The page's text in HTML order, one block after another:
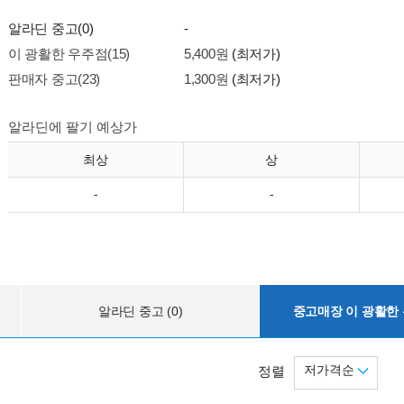
알라딘 중고(0)
-
이 광활한 우주점(15)
5,400원 (최저가)
판매자 중고(23)
1,300원 (최저가)
알라딘에 팔기 예상가
최상 상
- -
알라딘 중고 (0) 중고매장 이 광활한
정렬 저가격순